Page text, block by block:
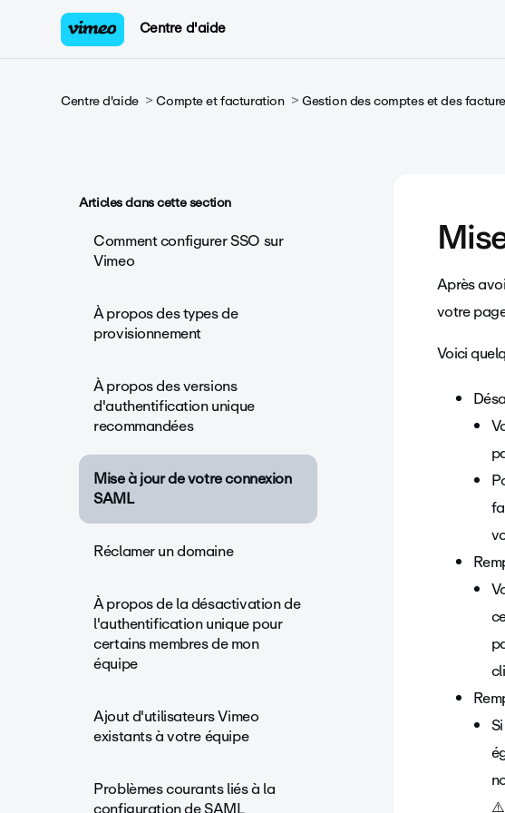
Centre d'aide
Centre d'aide Compte et facturation Gestion des comptes et des
Articles dans cette section
Comment configurer SSO sur
Vimeo
À propos des types de
provisionnement
À propos des versions
d'authentification unique
recommandées
Mise à jour de votre connexion
SAML
Réclamer un domaine
À propos de la désactivation de
l'authentification unique pour
certains membres de mon
équipe
Ajout d'utilisateurs Vimeo
existants à votre équipe
Problèmes courants liés à la
Après
votre
Voici
⚠️